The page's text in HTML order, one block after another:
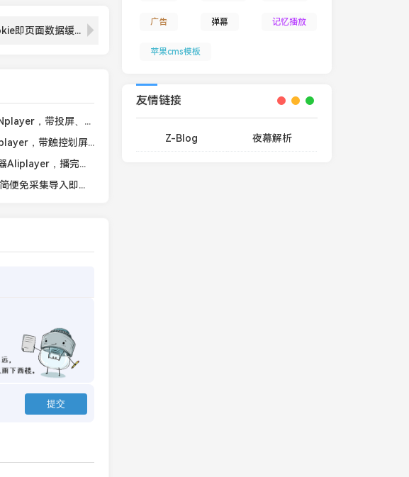
JavaScript和JQuery中的Cookie即页面数据缓存基本用法
苹果cms插件之整合触屏H5播放器Nplayer，带投屏、自动下一集、记忆播放、弹幕等功能
苹果cms插件之整合西瓜播放器XGplayer，带触控划屏、自动下一集、记忆播放、倍速、画中画等功能
苹果cms插件之整合阿里云H5播放器Aliplayer，播完自动下一集带记忆播放功能
苹果CMSv10明星库数据SQL文件-简便免采集导入即用附教程
广告 弹幕 记忆播放
苹果cms模板
友情链接
Z-Blog 夜幕解析